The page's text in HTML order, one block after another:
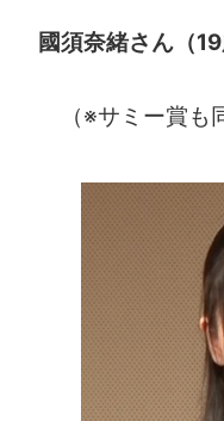
國須奈緒さん（
（※サミー賞も同